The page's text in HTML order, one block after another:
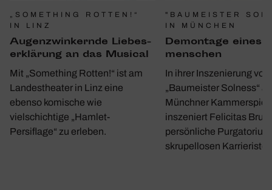
„SOMETHING ROTTEN!“
IN LINZ
Augen­zwin­kernde Liebes­
er­klä­rung an das Musical
Mit „Something Rotten!“ ist am
Landestheater in Linz eine
ebenso komische wie
vielschichtige „Hamlet-
Persiflage“ zu erleben.
"BAUMEISTER
IN MÜNCHEN
Demon­tage eines
men­schen
In ihrer Inszenierung von
„Baumeister Solness“
Münchner
inszeniert Felicitas
persönliche
skrupellosen